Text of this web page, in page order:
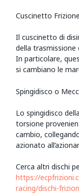
Cuscinetto Frizione
Il cuscinetto di
della trasmissione
In particolare,
si cambiano le
Spingidisco o
Lo spingidisco
torsione
cambio,
azionato
Cerca altri dischi
https://
racing/dischi-